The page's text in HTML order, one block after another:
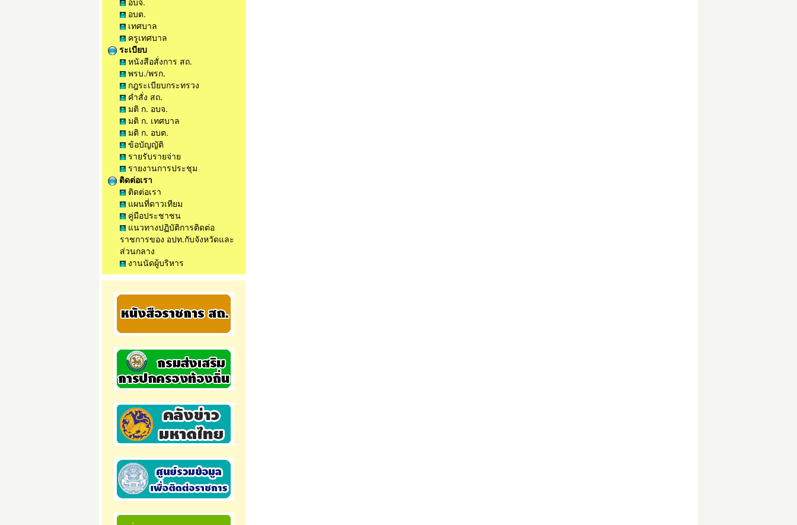
อบต.
เทศบาล
ครูเทศบาล
ระเบียบ
หนังสือสั่งการ สถ.
พรบ./พรก.
กฎระเบียบกระทรวง
คำสั่ง สถ.
มติ ก. อบจ.
มติ ก. เทศบาล
มติ ก. อบต.
ข้อบัญญัติ
รายรับรายจ่าย
รายงานการประชุม
ติดต่อเรา
ติดต่อเรา
แผนที่ดาวเทียม
คู่มือประชาชน
แนวทางปฏิบัติการติดต่อ
ราชการของ อปท.กับจังหวัดและ
ส่วนกลาง
งานนัดผู้บริหาร